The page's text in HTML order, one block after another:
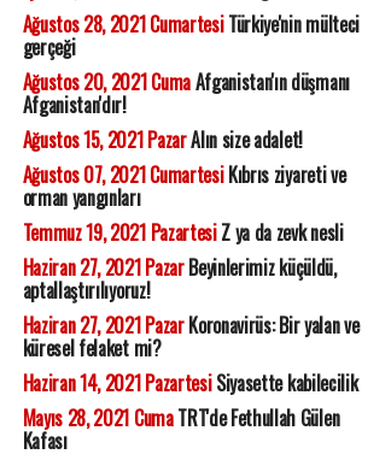
Ağustos 28, 2021 CumartesiTürkiye'nin mülteci
gerçeği
Ağustos 20, 2021 CumaAfganistan'ın düşmanı
Afganistan'dır!
Ağustos 15, 2021 PazarAlın size adalet!
Ağustos 07, 2021 CumartesiKıbrıs ziyareti ve
orman yangınları
Temmuz 19, 2021 PazartesiZ ya da zevk nesli
Haziran 27, 2021 PazarBeyinlerimiz küçüldü,
aptallaştırılıyoruz!
Haziran 27, 2021 PazarKoronavirüs: Bir yalan ve
küresel felaket mi?
Haziran 14, 2021 PazartesiSiyasette kabilecilik
Mayıs 28, 2021 CumaTRT'de Fethullah Gülen
Kafası